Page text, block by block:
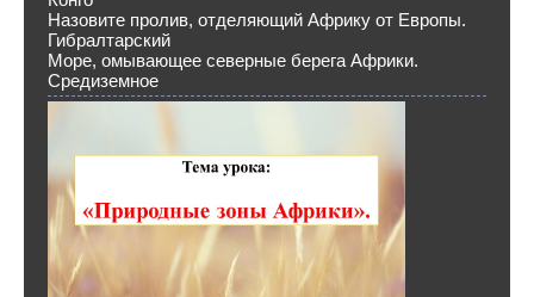
Назовите пролив, отделяющий Африку от Европы.
Гибралтарский
Море, омывающее северные берега Африки.
Средиземное